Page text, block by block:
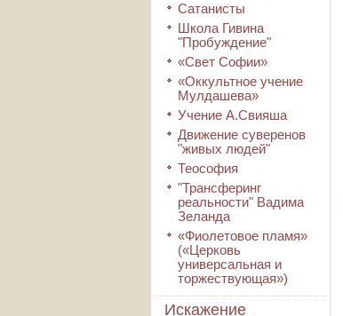
Сатанисты
Школа Гивина
"Пробуждение"
«Свет Софии»
«Оккультное учение
Мулдашева»
Учение А.Свияша
Движение суверенов
"живых людей"
Теософия
"Трансферинг
реальности" Вадима
Зеланда
«Фиолетовое пламя»
(«Церковь
универсальная и
торжествующая»)
Искажение